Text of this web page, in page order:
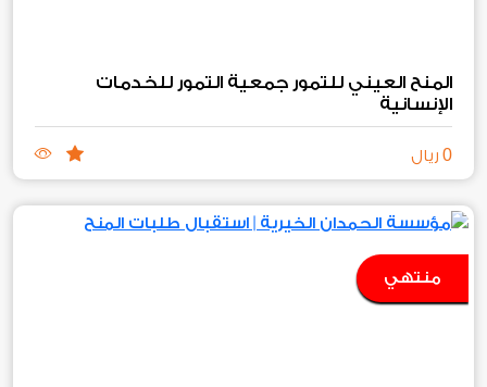
المنح العيني للتمور جمعية التمور للخدمات
الإنسانية
0 ريال
منتهي